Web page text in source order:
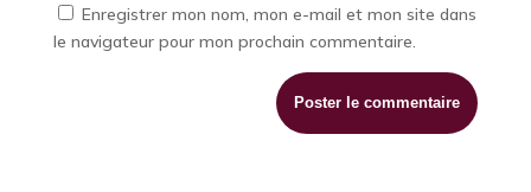
Enregistrer mon nom, mon e-mail et mon site dans
le navigateur pour mon prochain commentaire.